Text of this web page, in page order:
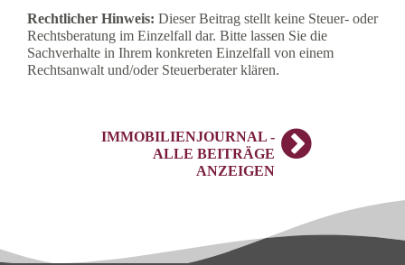
Rechtlicher Hinweis: Dieser Beitrag stellt keine Steuer- oder
Rechtsberatung im Einzelfall dar. Bitte lassen Sie die
Sachverhalte in Ihrem konkreten Einzelfall von einem
Rechtsanwalt und/oder Steuerberater klären.
IMMOBILIENJOURNAL -
ALLE BEITRÄGE
ANZEIGEN